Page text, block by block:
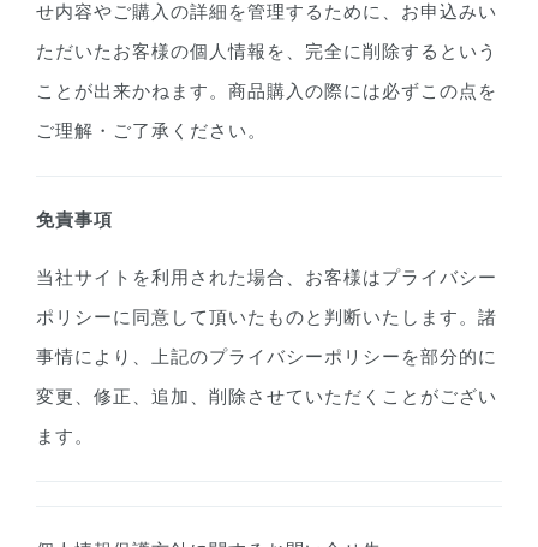
せ内容やご購入の詳細を管理するために、お申込みい
ただいたお客様の個人情報を、完全に削除するという
ことが出来かねます。商品購入の際には必ずこの点を
ご理解・ご了承ください。
免責事項
当社サイトを利用された場合、お客様はプライバシー
ポリシーに同意して頂いたものと判断いたします。諸
事情により、上記のプライバシーポリシーを部分的に
変更、修正、追加、削除させていただくことがござい
ます。